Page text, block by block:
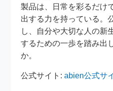
製品は、日常を彩るだけ
出する力を持っている。
し、自分や大切な人の新
するための一歩を踏み出
か。
公式サイト:abien公式サ